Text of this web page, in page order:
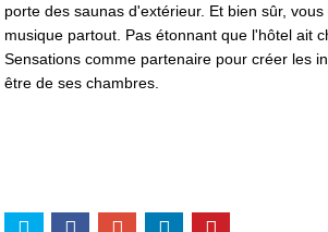
porte des saunas d'extérieur. Et bien sûr,
musique partout. Pas étonnant que l'hôtel ait
Sensations comme partenaire pour créer les
être de ses chambres.